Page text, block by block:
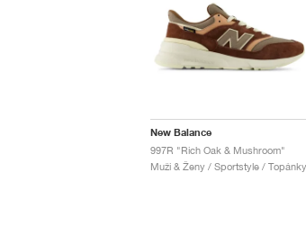
New Balance
997R "Rich Oak & Mushroom"
Muži & Ženy / Sportstyle / Topánky